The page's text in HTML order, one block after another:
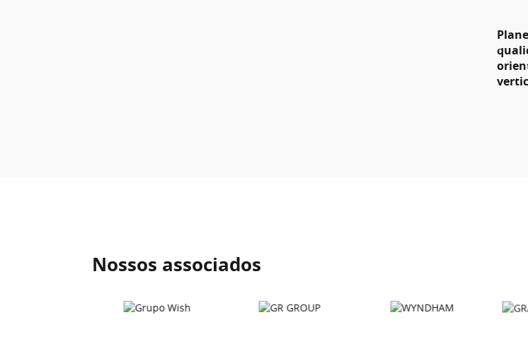
Nossos associados